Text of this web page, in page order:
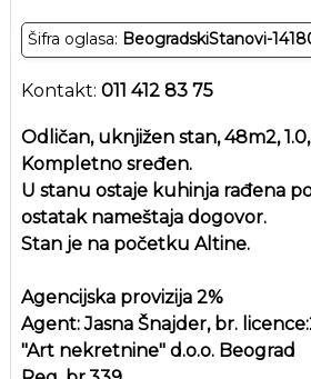
Šifra oglasa: BeogradskiStanovi-
Kontakt: 011 412 83 75
Odličan, uknjižen stan, 48m2,
Kompletno sređen.
U stanu ostaje kuhinja rađena
ostatak nameštaja dogovor.
Stan je na početku Altine.
Agencijska provizija 2%
Agent: Jasna Šnajder, br.
"Art nekretnine" d.o.o. Beograd